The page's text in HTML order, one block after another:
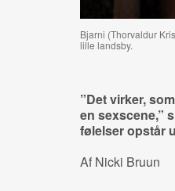
Bjarni (Thorvaldur
lille landsby.
”Det virker,
en sexscene,”
følelser opstår
Af Nicki Bruun